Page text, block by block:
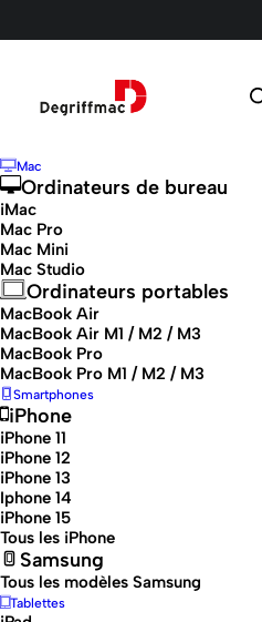
Mac
Ordinateurs de bureau
iMac
Mac Pro
Mac Mini
Mac Studio
Ordinateurs portables
MacBook Air
MacBook Air M1 / M2 / M3
MacBook Pro
MacBook Pro M1 / M2 / M3
Smartphones
iPhone
iPhone 11
iPhone 12
iPhone 13
Iphone 14
iPhone 15
Tous les iPhone
Samsung
Tous les modèles Samsung
Tablettes
2 résultats affichés